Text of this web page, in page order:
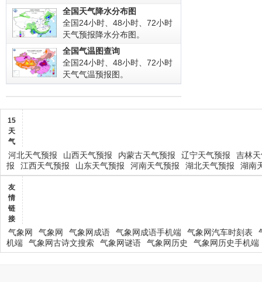
全国天气降水分布图
全国24小时、48小时、72小时
天气预报降水分布图。
全国气温图查询
全国24小时、48小时、72小时
天气气温预报图。
15
天
气
河北天气预报 山西天气预报 内蒙古天气预报 辽宁天气预报
吉林
报
江西天气预报 山东天气预报 河南天气预报 湖北天气预报 湖南
友
情
链
接
气象网 气象网 气象网成语 气象网成语手机端 气象网汽车时刻表
机端
气象网古诗文搜索 气象网谜语 气象网历史 气象网历史手机端